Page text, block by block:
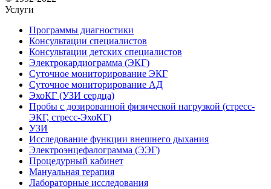
Услуги
Программы диагностики
Консультации специалистов
Консультации детских специалистов
Электрокардиограмма (ЭКГ)
Суточное мониторирование ЭКГ
Суточное мониторирование АД
ЭхоКГ (УЗИ сердца)
Пробы с дозированной физической нагрузкой (стресс-
ЭКГ, стресс-ЭхоКГ)
УЗИ
Исследование функции внешнего дыхания
Электроэнцефалограмма (ЭЭГ)
Процедурный кабинет
Мануальная терапия
Лабораторные исследования